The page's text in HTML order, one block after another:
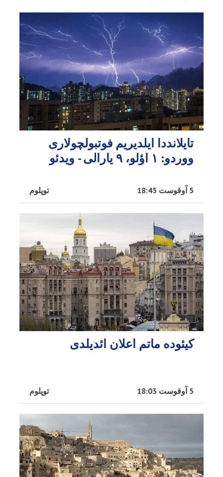
تایلانددا ایلدیریم فوتبولچولاری
ووردو: ۱ اؤلو، ۹ یارالی - ویدئو
توپلوم 5 آوقوست 18:45
کیئوده ماتم اعلان ائدیلدی
توپلوم 5 آوقوست 18:03